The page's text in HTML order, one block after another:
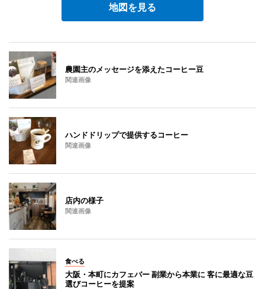
地図を見る
農園主のメッセージを添えたコーヒー豆
関連画像
ハンドドリップで提供するコーヒー
関連画像
店内の様子
関連画像
食べる
大阪・本町にカフェバー 副業から本業に 客に最適な豆
選びコーヒーを提案